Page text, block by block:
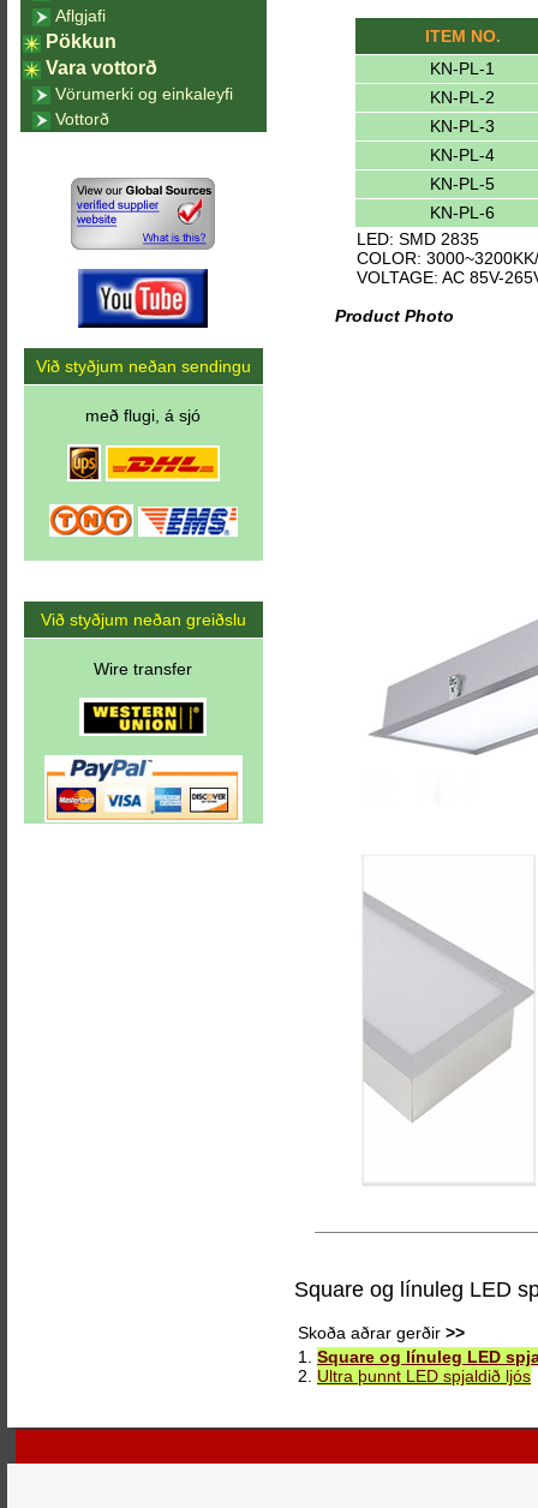
ITEM NO.
KN-PL-1
KN-PL-2
KN-PL-3
KN-PL-4
KN-PL-5
KN-PL-6
LED: SMD 2835
COLOR:
VOLTAGE: AC 85V-
Product Photo
Square og línuleg LED
Skoða aðrar gerðir >>
1. Square og línuleg LED
2. Ultra þunnt LED spjaldið ljós
Aflgjafi
Pökkun
Vara vottorð
Vörumerki og einkaleyfi
Vottorð
Við styðjum neðan sendingu
með flugi, á sjó
Við styðjum neðan greiðslu
Wire transfer